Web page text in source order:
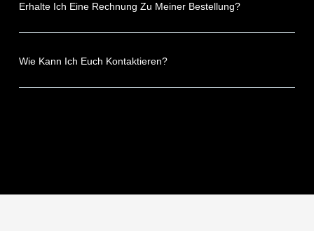
Erhalte Ich Eine Rechnung Zu Meiner Bestellung?
Wie Kann Ich Euch Kontaktieren?